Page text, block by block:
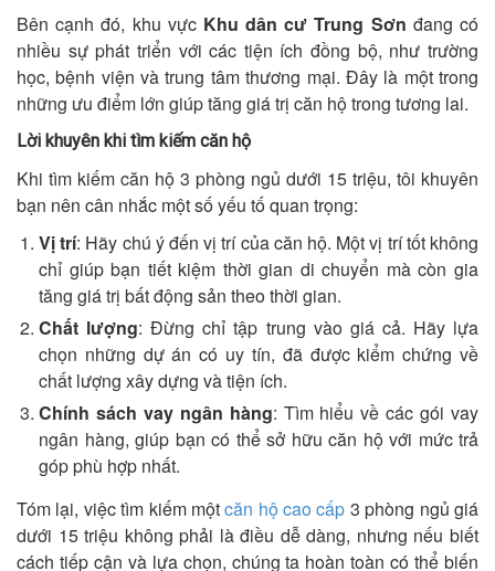
Bên cạnh đó, khu vực Khu dân cư Trung Sơn đang có
nhiều sự phát triển với các tiện ích đồng bộ, như trường
học, bệnh viện và trung tâm thương mại. Đây là một trong
những ưu điểm lớn giúp tăng giá trị căn hộ trong tương lai.
Lời khuyên khi tìm kiếm căn hộ
Khi tìm kiếm căn hộ 3 phòng ngủ dưới 15 triệu, tôi khuyên
bạn nên cân nhắc một số yếu tố quan trọng:
Vị trí: Hãy chú ý đến vị trí của căn hộ. Một vị trí tốt không
chỉ giúp bạn tiết kiệm thời gian di chuyển mà còn gia
tăng giá trị bất động sản theo thời gian.
Chất lượng: Đừng chỉ tập trung vào giá cả. Hãy lựa
chọn những dự án có uy tín, đã được kiểm chứng về
chất lượng xây dựng và tiện ích.
Chính sách vay ngân hàng: Tìm hiểu về các gói vay
ngân hàng, giúp bạn có thể sở hữu căn hộ với mức trả
góp phù hợp nhất.
Tóm lại, việc tìm kiếm mộtcăn hộ cao cấp 3 phòng ngủ giá
dưới 15 triệu không phải là điều dễ dàng, nhưng nếu biết
cách tiếp cận và lựa chọn, chúng ta hoàn toàn có thể biến